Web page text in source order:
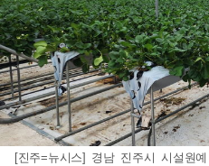
[진주=뉴시스] 경남 진주시 시설원